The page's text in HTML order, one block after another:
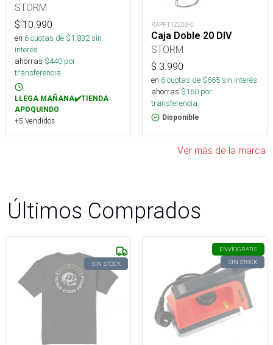
STORM
$ 10.990
en 6cuotas de $1.832sin
interés
ahorras $440 por
transferencia.
LLEGA MAÑANA✔️TIENDA
APOQUINDO
+5 Vendidos
RAPP112208-C
Caja Doble 20 DIV
STORM
$ 3.990
en 6cuotas de $665sin interés
ahorras $160 por
transferencia.
Disponible
Ver más de la marca
Últimos Comprados
SIN STOCK
ENVÍOGRATIS
SIN STOCK